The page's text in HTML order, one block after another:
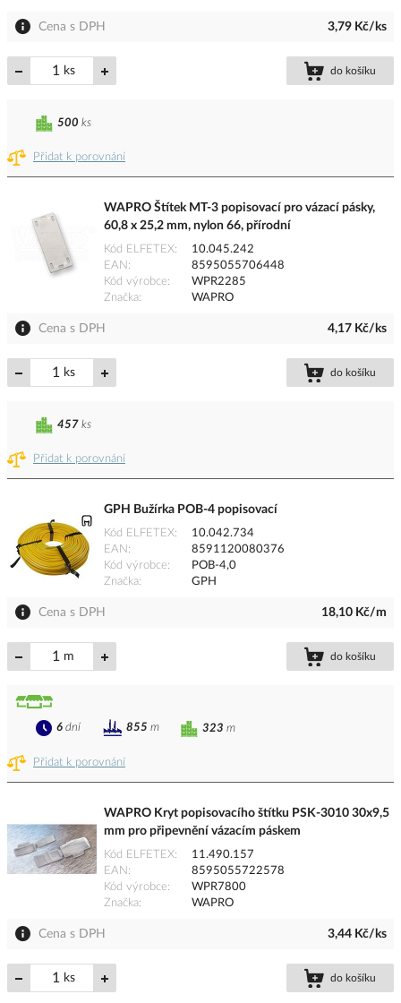
Cena s DPH 3,79 Kč/ks
ks do košíku
Přidat k porovnání
500 ks
WAPRO Štítek MT-3 popisovací pro vázací pásky,
60,8 x 25,2 mm, nylon 66, přírodní
Kód ELFETEX
10.045.242
EAN
8595055706448
Kód výrobce
WPR2285
Značka
WAPRO
Cena s DPH 4,17 Kč/ks
ks do košíku
Přidat k porovnání
457 ks
GPH Bužírka POB-4 popisovací
Kód ELFETEX
10.042.734
EAN
8591120080376
Kód výrobce
POB-4,0
Značka
GPH
Cena s DPH 18,10 Kč/m
m do košíku
Přidat k porovnání
323 m
6 dní 855 m
WAPRO Kryt popisovacího štítku PSK-3010 30x9,5
mm pro připevnění vázacím páskem
Kód ELFETEX
11.490.157
EAN
8595055722578
Kód výrobce
WPR7800
Značka
WAPRO
Cena s DPH 3,44 Kč/ks
ks do košíku